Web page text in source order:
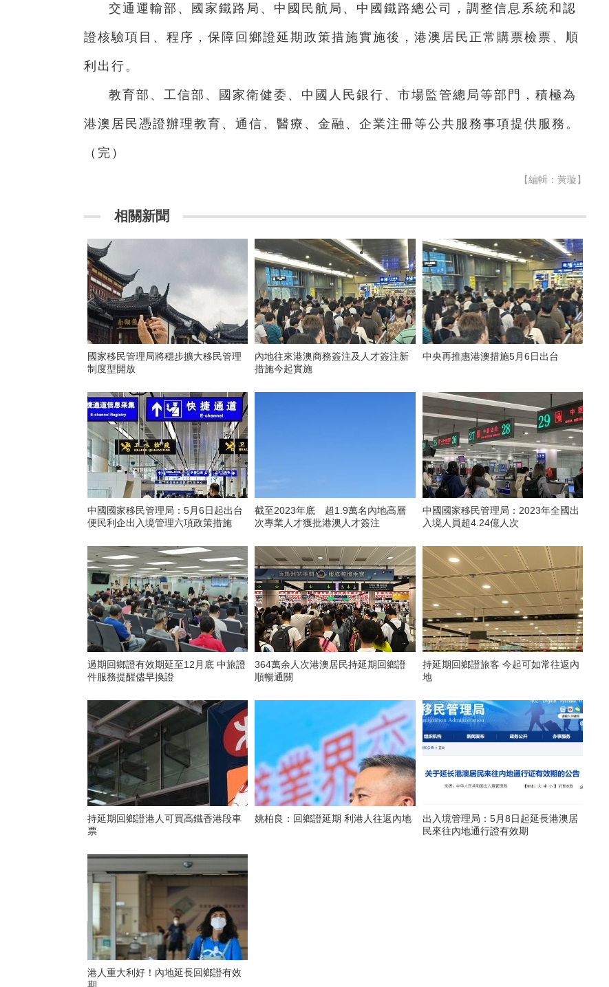
交通運輸部、國家鐵路局、中國民航局、中國鐵路總公司，調整信息系統和認
證核驗項目、程序，保障回鄉證延期政策措施實施後，港澳居民正常購票檢票、順
利出行。
教育部、工信部、國家衛健委、中國人民銀行、市場監管總局等部門，積極為
港澳居民憑證辦理教育、通信、醫療、金融、企業注冊等公共服務事項提供服務。
（完）
【編輯：黃璇】
相關新聞
國家移民管理局將穩步擴大移民管理
制度型開放
內地往來港澳商務簽注及人才簽注新
措施今起實施
中央再推惠港澳措施5月6日出台
中國國家移民管理局：5月6日起出台
便民利企出入境管理六項政策措施
截至2023年底 超1.9萬名內地高層
次專業人才獲批港澳人才簽注
中國國家移民管理局：2023年全國出
入境人員超4.24億人次
過期回鄉證有效期延至12月底 中旅證
件服務提醒儘早換證
364萬余人次港澳居民持延期回鄉證
順暢通關
持延期回鄉證旅客 今起可如常往返內
地
持延期回鄉證港人可買高鐵香港段車
票
姚柏良：回鄉證延期 利港人往返內地
出入境管理局：5月8日起延長港澳居
民來往內地通行證有效期
港人重大利好！內地延長回鄉證有效